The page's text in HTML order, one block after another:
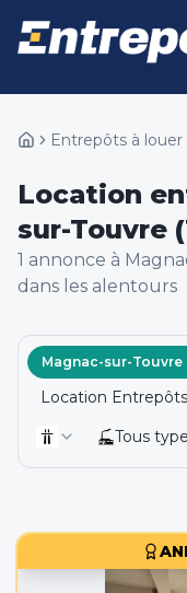
Entrepôts à louer
Location
sur-Touvre
1 annonce à
dans les alentours
Magnac-sur-Touvre
Location Entrepôts
Tous